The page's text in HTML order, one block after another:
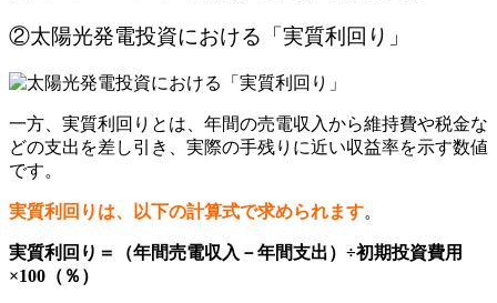
②太陽光発電投資における「実質利回り」
一方、実質利回りとは、年間の売電収入から維持費や税金な
どの支出を差し引き、実際の手残りに近い収益率を示す数値
です。
実質利回りは、以下の計算式で求められます。
実質利回り＝（年間売電収入－年間支出）÷初期投資費用
×100（％）